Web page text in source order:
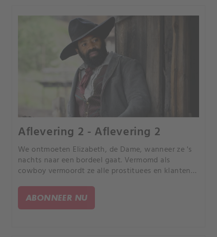
Aflevering 2 - Aflevering 2
We ontmoeten Elizabeth, de Dame, wanneer ze 's
nachts naar een bordeel gaat. Vermomd als
cowboy vermoordt ze alle prostituees en klanten
ABONNEER NU